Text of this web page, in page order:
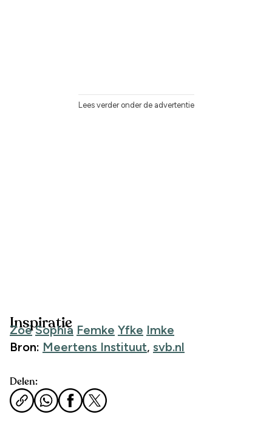
Lees verder onder de advertentie
Inspiratie
Zoë Sophia Femke Yfke Imke
Bron: Meertens Instituut, svb.nl
Delen: